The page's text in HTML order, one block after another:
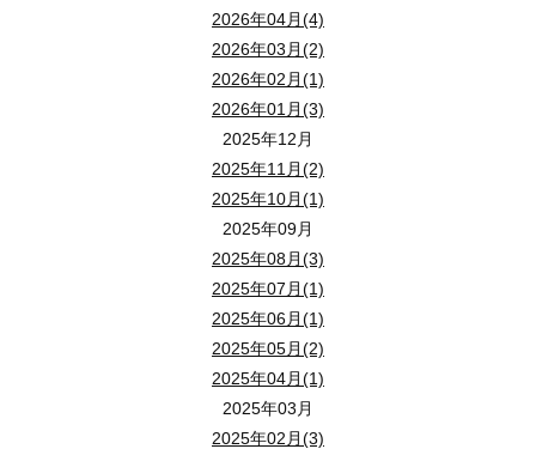
2026年04月(4)
2026年03月(2)
2026年02月(1)
2026年01月(3)
2025年12月
2025年11月(2)
2025年10月(1)
2025年09月
2025年08月(3)
2025年07月(1)
2025年06月(1)
2025年05月(2)
2025年04月(1)
2025年03月
2025年02月(3)